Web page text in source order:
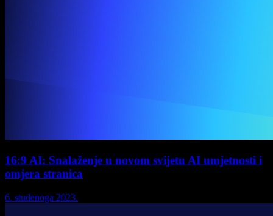
16:9 AI: Snalaženje u novom svijetu AI umjetnosti i
omjera stranica
6. studenoga 2023.